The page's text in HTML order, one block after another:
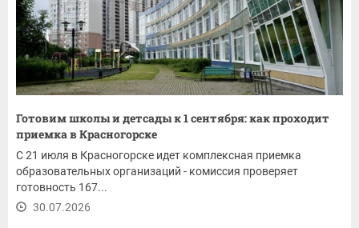
Готовим школы и детсады к 1 сентября: как проходит
приемка в Красногорске
С 21 июля в Красногорске идет комплексная приемка
образовательных организаций - комиссия проверяет
готовность 167...
30.07.2026